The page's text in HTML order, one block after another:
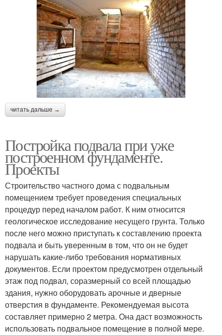
читать дальше →
Постройка подвала при уже
построенном фундаменте.
Проекты
Строительство частного дома с подвальным
помещением требует проведения специальных
процедур перед началом работ. К ним относится
геологическое исследование несущего грунта. Только
после него можно приступать к составлению проекта
подвала и быть уверенным в том, что он не будет
нарушать какие-либо требования нормативных
документов. Если проектом предусмотрен отдельный
этаж под подвал, соразмерный со всей площадью
здания, нужно оборудовать арочные и дверные
отверстия в фундаменте. Рекомендуемая высота
составляет примерно 2 метра. Она даст возможность
использовать подвальное помещение в полной мере.